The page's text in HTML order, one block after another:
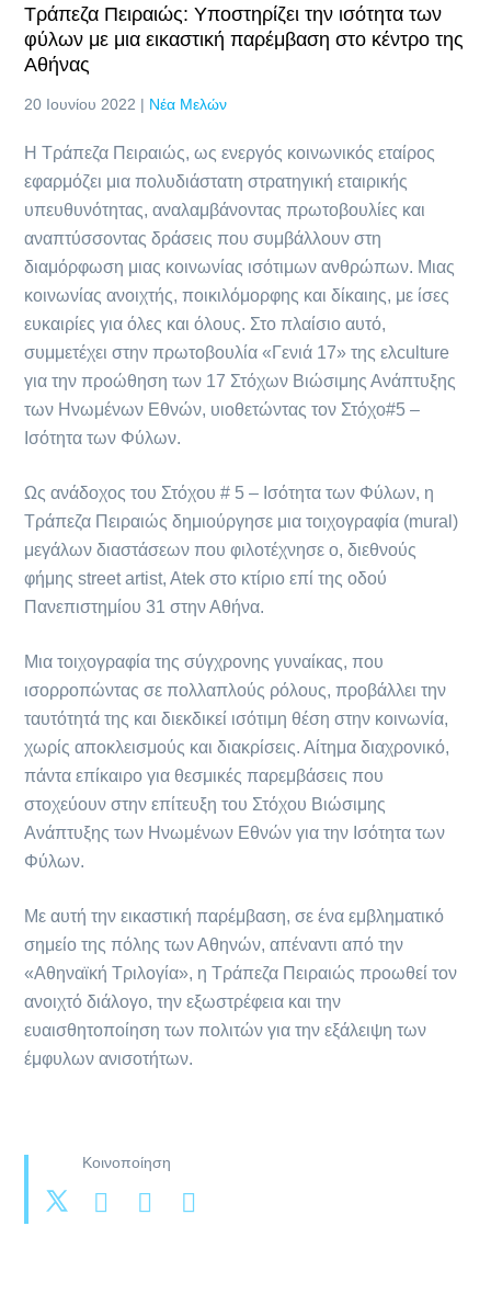
Τράπεζα Πειραιώς: Yποστηρίζει την ισότητα των
φύλων με μια εικαστική παρέμβαση στο κέντρο της
Αθήνας
20 Ιουνίου 2022 | Νέα Μελών
Η Τράπεζα Πειραιώς, ως ενεργός κοινωνικός εταίρος
εφαρμόζει μια πολυδιάστατη στρατηγική εταιρικής
υπευθυνότητας, αναλαμβάνοντας πρωτοβουλίες και
αναπτύσσοντας δράσεις που συμβάλλουν στη
διαμόρφωση μιας κοινωνίας ισότιμων ανθρώπων. Μιας
κοινωνίας ανοιχτής, ποικιλόμορφης και δίκαιης, με ίσες
ευκαιρίες για όλες και όλους. Στο πλαίσιο αυτό,
συμμετέχει στην πρωτοβουλία «Γενιά 17» της ελculture
για την προώθηση των 17 Στόχων Βιώσιμης Ανάπτυξης
των Ηνωμένων Εθνών, υιοθετώντας τον Στόχο#5 –
Ισότητα των Φύλων.
Ως ανάδοχος του Στόχου # 5 – Ισότητα των Φύλων, η
Τράπεζα Πειραιώς δημιούργησε μια τοιχογραφία (mural)
μεγάλων διαστάσεων που φιλοτέχνησε ο, διεθνούς
φήμης street artist, Atek στο κτίριο επί της οδού
Πανεπιστημίου 31 στην Αθήνα.
Μια τοιχογραφία της σύγχρονης γυναίκας, που
ισορροπώντας σε πολλαπλούς ρόλους, προβάλλει την
ταυτότητά της και διεκδικεί ισότιμη θέση στην κοινωνία,
χωρίς αποκλεισμούς και διακρίσεις. Αίτημα διαχρονικό,
πάντα επίκαιρο για θεσμικές παρεμβάσεις που
στοχεύουν στην επίτευξη του Στόχου Βιώσιμης
Ανάπτυξης των Ηνωμένων Εθνών για την Ισότητα των
Φύλων.
Με αυτή την εικαστική παρέμβαση, σε ένα εμβληματικό
σημείο της πόλης των Αθηνών, απέναντι από την
«Αθηναϊκή Τριλογία», η Τράπεζα Πειραιώς προωθεί τον
ανοιχτό διάλογο, την εξωστρέφεια και την
ευαισθητοποίηση των πολιτών για την εξάλειψη των
έμφυλων ανισοτήτων.
Κοινοποίηση